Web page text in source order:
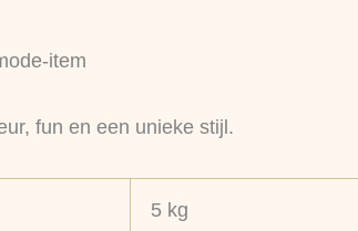
item
fun en een unieke stijl.
5 kg